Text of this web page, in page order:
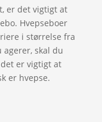
er det vigtigt at
Hvepseboer
i størrelse fra
skal du
er vigtigt at
er hvepse.